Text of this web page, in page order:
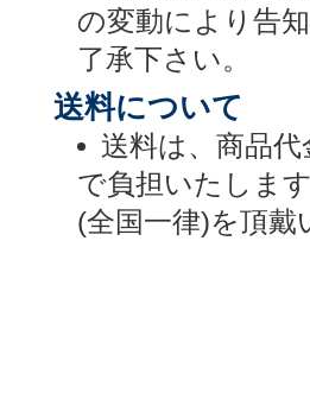
の変動により告
了承下さい。
送料について
送料は、商品
で負担いたしま
(全国一律)を頂戴